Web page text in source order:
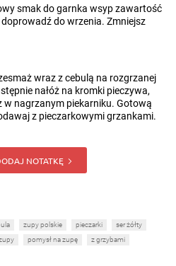
smak do garnka wsyp zawartość
doprowadź do wrzenia. Zmniejsz
wraz z cebulą na rozgrzanej
nałóż na kromki pieczywa,
w nagrzanym piekarniku. Gotową
z pieczarkowymi grzankami.
NOTATKĘ
zupy polskie pieczarki
ser żółty
pomysł na zupę z grzybami